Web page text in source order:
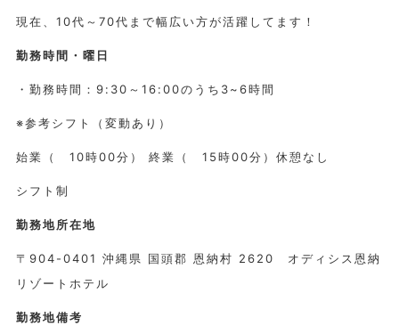
現在、10代～70代まで幅広い方が活躍してます！
勤務時間・曜日
・勤務時間：9:30～16:00のうち3~6時間
※参考シフト（変動あり）
始業（ 10時00分） 終業（ 15時00分）休憩なし
シフト制
勤務地所在地
〒904-0401 沖縄県 国頭郡 恩納村 2620 オディシス恩納
リゾートホテル
勤務地備考